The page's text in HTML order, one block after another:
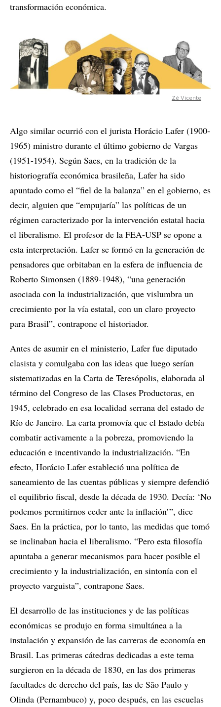
transformación económica.
Zé Vicente
Algo similar ocurrió con el jurista Horácio Lafer (1900-
1965) ministro durante el último gobierno de Vargas
(1951-1954). Según Saes, en la tradición de la
historiografía económica brasileña, Lafer ha sido
apuntado como el “fiel de la balanza” en el gobierno, es
decir, alguien que “empujaría” las políticas de un
régimen caracterizado por la intervención estatal hacia
el liberalismo. El profesor de la FEA-USP se opone a
esta interpretación. Lafer se formó en la generación de
pensadores que orbitaban en la esfera de influencia de
Roberto Simonsen (1889-1948), “una generación
asociada con la industrialización, que vislumbra un
crecimiento por la vía estatal, con un claro proyecto
para Brasil”, contrapone el historiador.
Antes de asumir en el ministerio, Lafer fue diputado
clasista y comulgaba con las ideas que luego serían
sistematizadas en la Carta de Teresópolis, elaborada al
término del Congreso de las Clases Productoras, en
1945, celebrado en esa localidad serrana del estado de
Río de Janeiro. La carta promovía que el Estado debía
combatir activamente a la pobreza, promoviendo la
educación e incentivando la industrialización. “En
efecto, Horácio Lafer estableció una política de
saneamiento de las cuentas públicas y siempre defendió
el equilibrio fiscal, desde la década de 1930. Decía: ‘No
podemos permitirnos ceder ante la inflación’”, dice
Saes. En la práctica, por lo tanto, las medidas que tomó
se inclinaban hacia el liberalismo. “Pero esta filosofía
apuntaba a generar mecanismos para hacer posible el
crecimiento y la industrialización, en sintonía con el
proyecto varguista”, contrapone Saes.
El desarrollo de las instituciones y de las políticas
económicas se produjo en forma simultánea a la
instalación y expansión de las carreras de economía en
Brasil. Las primeras cátedras dedicadas a este tema
surgieron en la década de 1830, en las dos primeras
facultades de derecho del país, las de São Paulo y
Olinda (Pernambuco) y, poco después, en las escuelas